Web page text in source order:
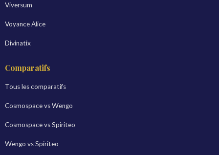
Viversum
Voyance Alice
Divinatix
Comparatifs
Tous les comparatifs
Cosmospace vs Wengo
Cosmospace vs Spiriteo
Wengo vs Spiriteo